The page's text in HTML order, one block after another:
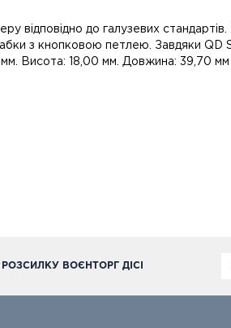
відповідно до галузевих
з кнопковою петлею. Завдяки QD
Висота: 18,00 мм. Довжина: 39,70 мм
ВОЄНТОРГ ДІСІ